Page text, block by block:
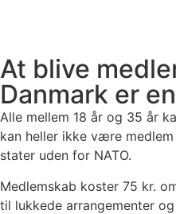
At blive
Danmark er
Alle mellem 18 år og 35 år
kan heller ikke være
stater uden for NATO.
Medlemskab koster 75 kr.
til lukkede arrangementer